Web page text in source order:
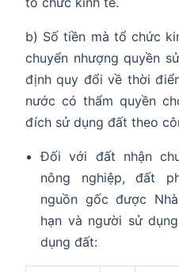
b) Số tiền mà tổ chức
chuyển nhượng quyền
định quy đổi về thời
nước có thẩm quyền
đích sử dụng đất theo
Đối với đất nhận
nông nghiệp, đất
nguồn gốc được
hạn và người sử
dụng đất: